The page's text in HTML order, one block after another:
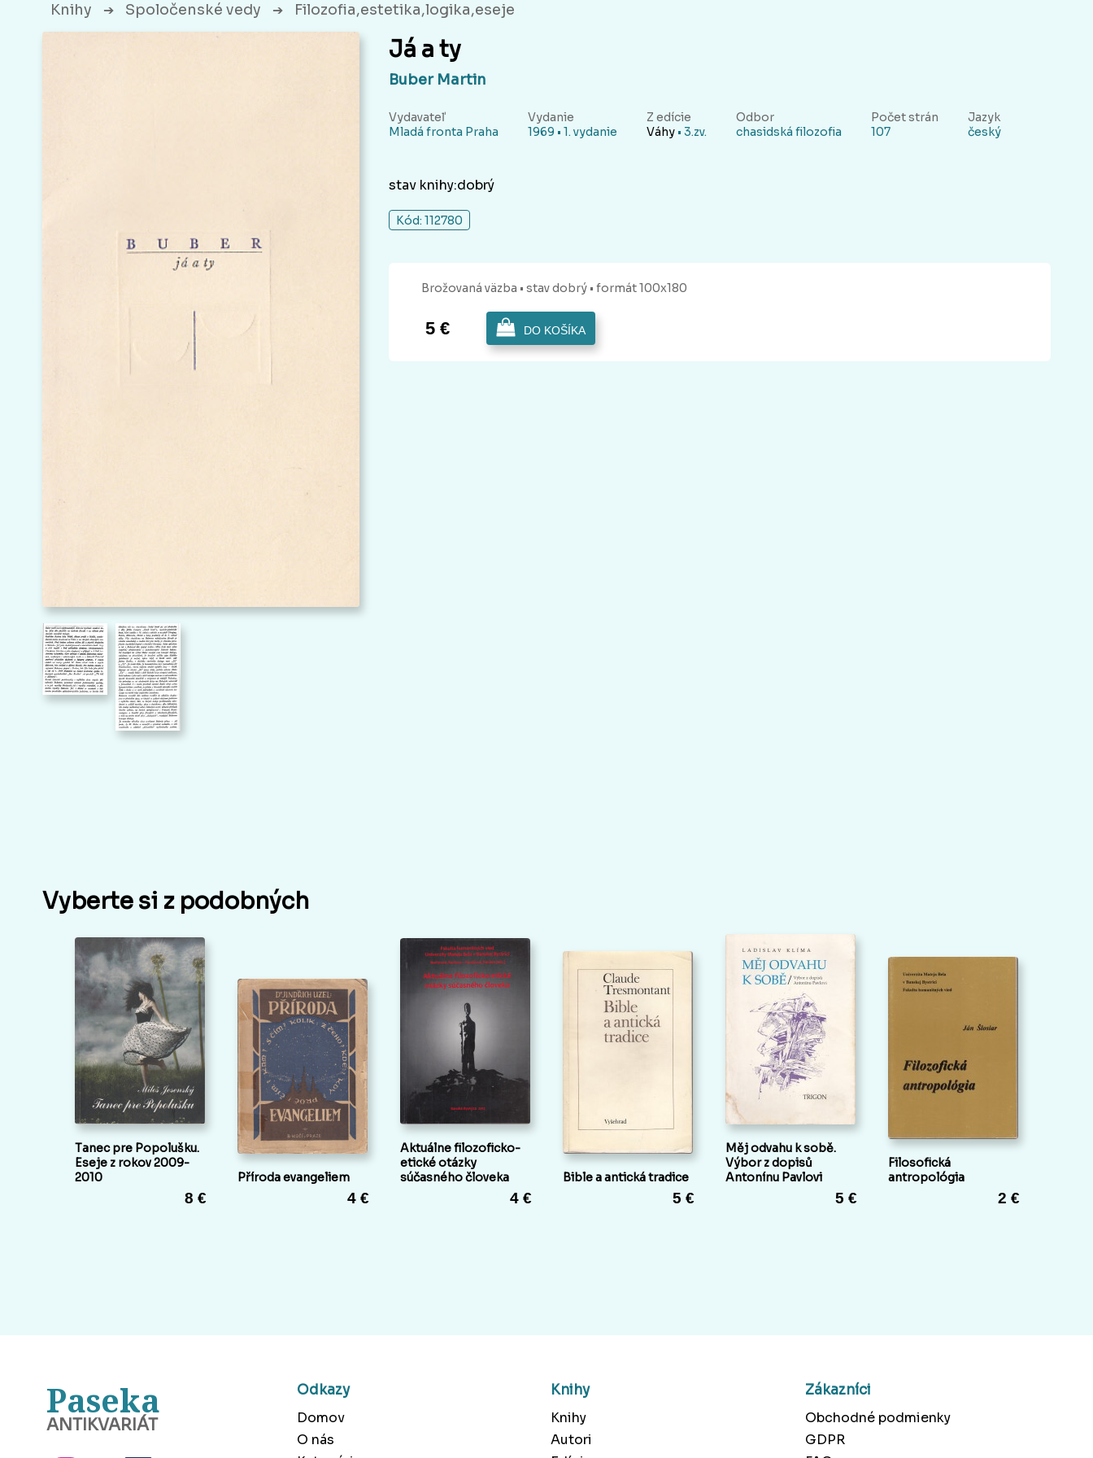
Knihy ➔ Spoločenské vedy ➔ Filozofia,estetika,logika,eseje
Já a ty
Buber Martin
Vydavateľ
Mladá fronta Praha
Vydanie
1969 • 1. vydanie
Z edície
Váhy • 3.zv.
Odbor
chasidská filozofia
Počet strán
107
Jazyk
český
stav knihy:dobrý
Kód: 112780
Brožovaná väzba • stav dobrý • formát 100x180
5 € DO KOŠÍKA
Vyberte si z podobných
Tanec pre Popolušku.
Eseje z rokov 2009-
2010
8 €
Příroda evangeliem
4 €
Aktuálne filozoficko-
etické otázky
súčasného človeka
4 €
Bible a antická tradice
5 €
Měj odvahu k sobě.
Výbor z dopisů
Antonínu Pavlovi
5 €
Filosofická
antropológia
2 €
Paseka
ANTIKVARIÁT
Odkazy
Domov
O nás
Knihy
Knihy
Autori
Zákazníci
Obchodné podmienky
GDPR